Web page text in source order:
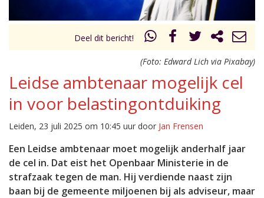
Deel dit bericht!
(Foto: Edward Lich via Pixabay)
Leidse ambtenaar mogelijk cel
in voor belastingontduiking
Leiden, 23 juli 2025 om 10:45 uur door Jan Frensen
Een Leidse ambtenaar moet mogelijk anderhalf jaar
de cel in. Dat eist het Openbaar Ministerie in de
strafzaak tegen de man. Hij verdiende naast zijn
baan bij de gemeente miljoenen bij als adviseur, maar